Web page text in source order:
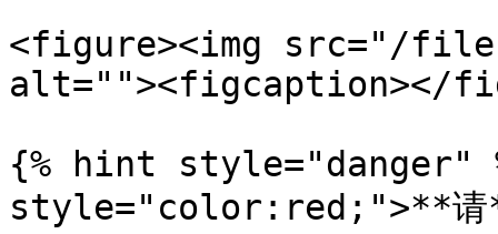
<figure><img src="/
alt=""><figcaption></
{% hint style="danger"
style="color:red;">**请